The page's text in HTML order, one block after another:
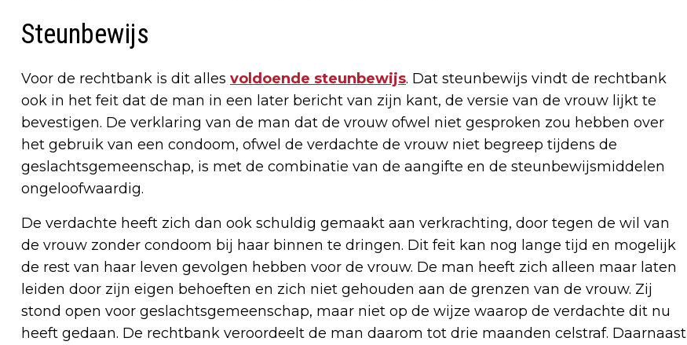
Steunbewijs
Voor de rechtbank is dit alles voldoende steunbewijs. Dat steunbewijs vindt de rechtbank
ook in het feit dat de man in een later bericht van zijn kant, de versie van de vrouw lijkt te
bevestigen. De verklaring van de man dat de vrouw ofwel niet gesproken zou hebben over
het gebruik van een condoom, ofwel de verdachte de vrouw niet begreep tijdens de
geslachtsgemeenschap, is met de combinatie van de aangifte en de steunbewijsmiddelen
ongeloofwaardig.
De verdachte heeft zich dan ook schuldig gemaakt aan verkrachting, door tegen de wil van
de vrouw zonder condoom bij haar binnen te dringen. Dit feit kan nog lange tijd en mogelijk
de rest van haar leven gevolgen hebben voor de vrouw. De man heeft zich alleen maar laten
leiden door zijn eigen behoeften en zich niet gehouden aan de grenzen van de vrouw. Zij
stond open voor geslachtsgemeenschap, maar niet op de wijze waarop de verdachte dit nu
heeft gedaan. De rechtbank veroordeelt de man daarom tot drie maanden celstraf. Daarnaast